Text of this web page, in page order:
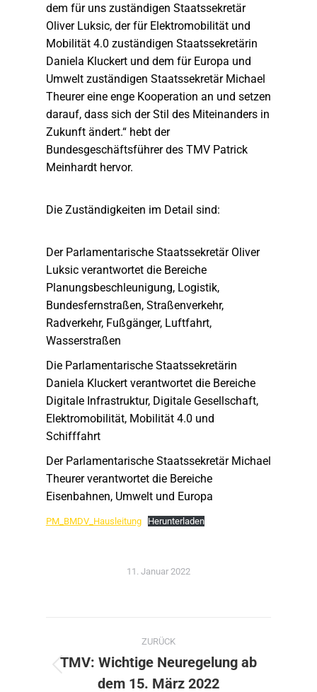
dem für uns zuständigen Staatssekretär
Oliver Luksic, der für Elektromobilität und
Mobilität 4.0 zuständigen Staatssekretärin
Daniela Kluckert und dem für Europa und
Umwelt zuständigen Staatssekretär Michael
Theurer eine enge Kooperation an und setzen
darauf, dass sich der Stil des Miteinanders in
Zukunft ändert.“ hebt der
Bundesgeschäftsführer des TMV Patrick
Meinhardt hervor.
Die Zuständigkeiten im Detail sind:
Der Parlamentarische Staatssekretär Oliver
Luksic verantwortet die Bereiche
Planungsbeschleunigung, Logistik,
Bundesfernstraßen, Straßenverkehr,
Radverkehr, Fußgänger, Luftfahrt,
Wasserstraßen
Die Parlamentarische Staatssekretärin
Daniela Kluckert verantwortet die Bereiche
Digitale Infrastruktur, Digitale Gesellschaft,
Elektromobilität, Mobilität 4.0 und
Schifffahrt
Der Parlamentarische Staatssekretär Michael
Theurer verantwortet die Bereiche
Eisenbahnen, Umwelt und Europa
PM_BMDV_Hausleitung Herunterladen
11. Januar 2022
Kommentarnavigation
ZURÜCK
Vorheriger
TMV: Wichtige Neuregelung ab
dem 15. März 2022